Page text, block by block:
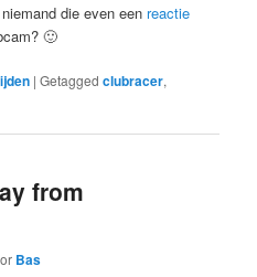
die even een reactie
🙂
|Getagged clubracer,
from
Bas